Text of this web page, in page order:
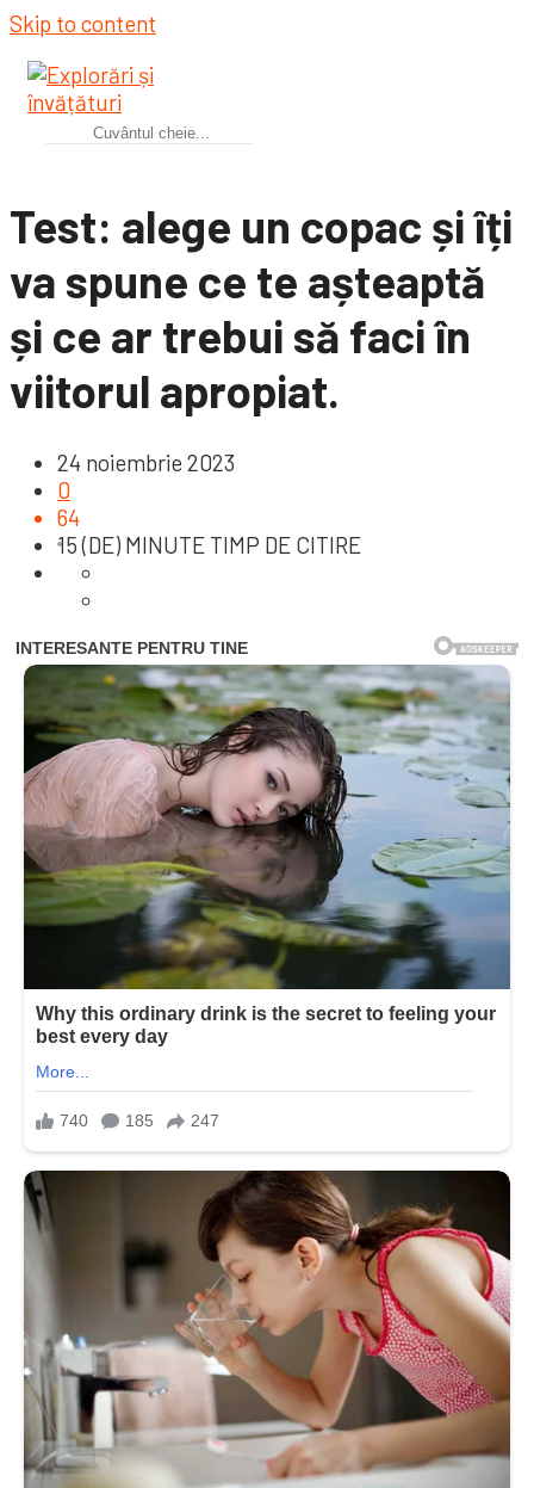
Skip to content
Test: alege un copac și îți
va spune ce te așteaptă
și ce ar trebui să faci în
viitorul apropiat.
24 noiembrie 2023
0
64
15 (DE) MINUTE TIMP DE CITIRE